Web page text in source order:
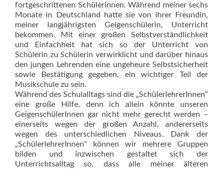
fortgeschrittenen Schülerinnen. Während meiner sechs
Monate in Deutschland hatte sie von ihrer Freundin,
meiner langjährigsten Geigenschülerin, Unterricht
bekommen. Mit einer großen Selbstverständlichkeit
und Einfachheit hat sich so der Unterricht von
Schülerin zu Schülerin verwirklicht und darüber hinaus
den jungen Lehrenden eine ungeheure Selbst­sicherheit
sowie Bestätigung gegeben, ein wichtiger Teil der
Musikschule zu sein.
Während des Schulalltags sind die „SchülerlehrerInnen“
eine große Hilfe, denn ich allein könnte unseren
GeigenschülerInnen gar nicht mehr gerecht werden –
einerseits wegen der großen Anzahl, andererseits
wegen des unterschiedlichen Niveaus. Dank der
„SchülerlehrerInnen“ können wir mehrere Gruppen
bilden und inzwischen gestaltet sich der
Unterrichtsalltag so, dass alle meiner älteren